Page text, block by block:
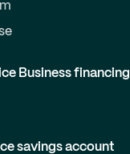
Business financing
savings account